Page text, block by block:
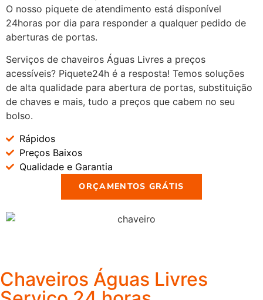
O nosso piquete de atendimento está disponível
24horas por dia para responder a qualquer pedido de
aberturas de portas.
Serviços de chaveiros Águas Livres a preços
acessíveis? Piquete24h é a resposta! Temos soluções
de alta qualidade para abertura de portas, substituição
de chaves e mais, tudo a preços que cabem no seu
bolso.
Rápidos
Preços Baixos
Qualidade e Garantia
ORÇAMENTOS GRÁTIS
Chaveiros Águas Livres